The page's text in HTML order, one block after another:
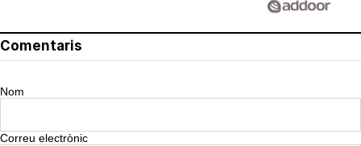
Comentaris
Nom
Correu electrònic